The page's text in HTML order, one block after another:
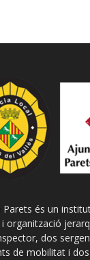
Parets és un
organització
dos
de mobilitat i